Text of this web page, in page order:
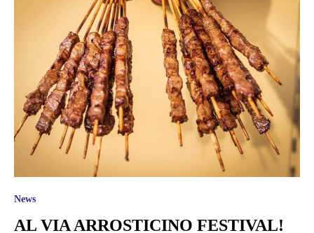
News
AL VIA ARROSTICINO FESTIVAL!